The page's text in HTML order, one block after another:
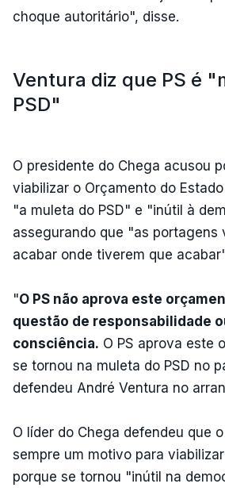
choque autoritário", disse.
Ventura diz que PS é
PSD"
O presidente do Chega acusou
viabilizar o Orçamento do
"a muleta do PSD" e "inútil à
assegurando que "as portagens
acabar onde tiverem que
"O PS não aprova este
questão de responsabilidade
consciência. O PS aprova este
se tornou na muleta do PSD no
defendeu André Ventura no
O líder do Chega defendeu que
sempre um motivo para
porque se tornou "inútil na